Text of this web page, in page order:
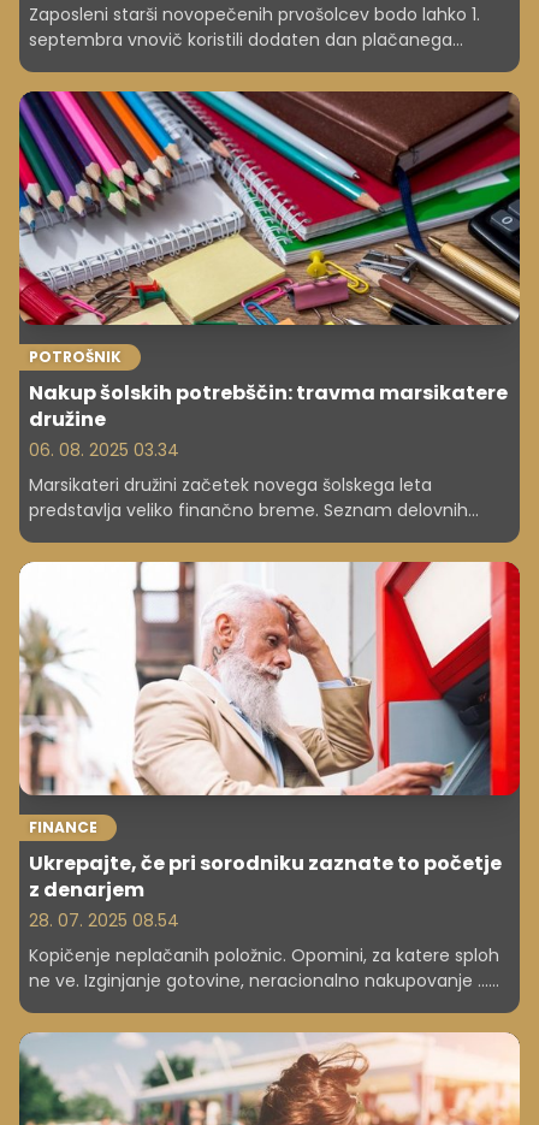
Zaposleni starši novopečenih prvošolcev bodo lahko 1.
septembra vnovič koristili dodaten dan plačanega
plačan dopust morajo pravočasno zaprositi delodajalca
in predložiti dokazilo. Dodaten dopust lahko koristita oba
starša.
POTROŠNIK
Nakup šolskih potrebščin: travma marsikatere
družine
06. 08. 2025 03.34
Marsikateri družini začetek novega šolskega leta
predstavlja veliko finančno breme. Seznam delovnih
razredi, prav tako cena. Za en delovni zvezek lahko
odštejemo tudi do 30 evrov. Družinam, ki takšnega
finančnega bremena ne zmorejo, pomagajo številne
dobrodelne organizacije.
FINANCE
Ukrepajte, če pri sorodniku zaznate to početje
z denarjem
28. 07. 2025 08.54
Kopičenje neplačanih položnic. Opomini, za katere sploh
ne ve. Izginjanje gotovine, neracionalno nakupovanje ...
Številni rečejo, da se ne bodo vtikali v tuja življenja in
odločitve. A če gre za sorodnika ali celo prijatelja, ki se
začne utapljati v črni luknji financ, potem bi se bilo
smiselno odzvati.